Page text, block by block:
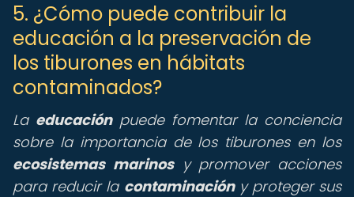
5. ¿Cómo puede contribuir la
educación a la preservación de
los tiburones en hábitats
contaminados?
La educaciónpuede fomentar la conciencia
sobre la importancia de los tiburones en los
ecosistemas marinosy promover acciones
para reducir la contaminacióny proteger sus